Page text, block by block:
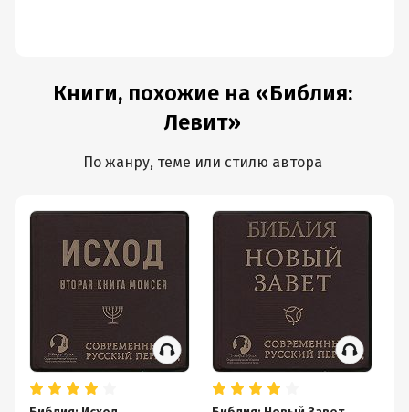
Книги, похожие на «Библия:
Левит»
По жанру, теме или стилю автора